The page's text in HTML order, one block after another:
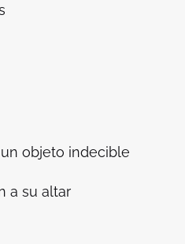
indecible
a su altar